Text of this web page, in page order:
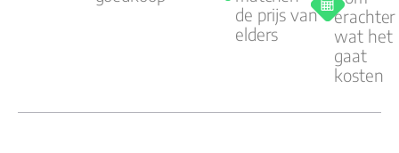
de prijs van
elders
erachter
wat het
gaat
kosten